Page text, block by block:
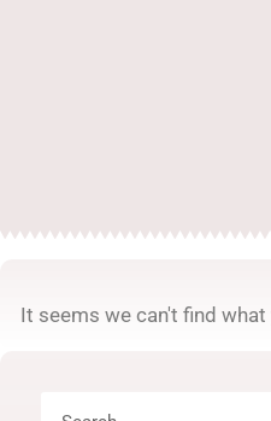
It seems we can't find